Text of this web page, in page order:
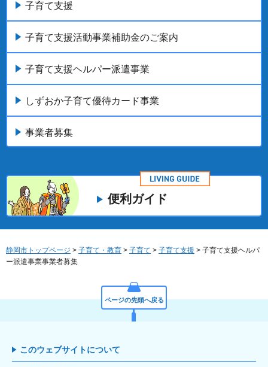
子育て支援
子育て支援活動事業補助金のご案内
子育て支援ヘルパー派遣事業
しずおか子育て優待カード事業
事業者募集
便利ガイド
静岡市トップページ > 子育て・教育 > 子育て > 子育て支援 > 子育て支援ヘルパ
ー派遣事業事業者募集
ページの先頭へ戻る
このウェブサイトについて